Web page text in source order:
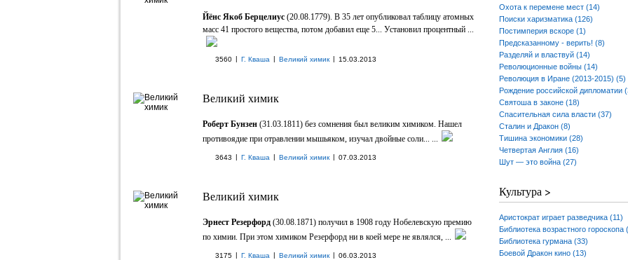
Йёнс Якоб Берцелиус (20.08.1779). В 35 лет опубликовал таблицу атомных
масс 41 простого вещества, потом добавил еще 5... Установил процентный ...
3560 | Г. Кваша | Великий химик | 15.03.2013
Великий химик
Роберт Бунзен (31.03.1811) без сомнения был великим химиком. Нашел
противоядие при отравлении мышьяком, изучал двойные соли... ...
3643 | Г. Кваша | Великий химик | 07.03.2013
Великий химик
Эрнест Резерфорд (30.08.1871) получил в 1908 году Нобелевскую премию
по химии. При этом химиком Резерфорд ни в коей мере не являлся, ...
3175 | Г. Кваша | Великий химик | 06.03.2013
Охота к перемене мест (14)
Поиски харизматика (126)
Постимперия вскоре (1)
Предсказанному - верить! (8)
Разделяй и властвуй (14)
Революционные войны (14)
Революция в Иране (2013-2015) (5)
Рождение российской дипломатии
Святоша в законе (18)
Спасительная сила власти (37)
Сталин и Дракон (8)
Тишина экономики (28)
Четвертая Англия (16)
Шут — это война (27)
Культура >
Аристократ играет разведчика (11)
Библиотека возрастного гороскопа
Библиотека гурмана (33)
Боевой Дракон кино (13)